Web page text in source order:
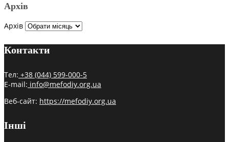
Архів
Архів
Контакти
Тел: +38 (044) 599-000-5
E-mail: info@mefodiy.org.ua
Веб-сайт: https://mefodiy.org.ua
Інші